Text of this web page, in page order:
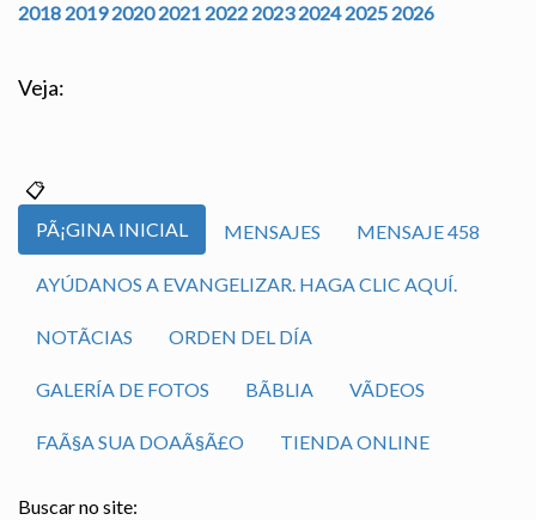
2018 2019 2020 2021 2022 2023 2024 2025 2026
Veja:
PÃ¡GINA INICIAL MENSAJES MENSAJE 458
AYÚDANOS A EVANGELIZAR. HAGA CLIC AQUÍ.
NOTÃ­CIAS ORDEN DEL DÍA
GALERÍA DE FOTOS BÃ­BLIA VÃ­DEOS
FAÃ§A SUA DOAÃ§Ã£O TIENDA ONLINE
Buscar no site: